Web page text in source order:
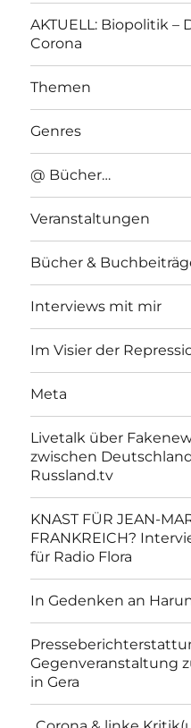
AKTUELL: Biopolitik –
Corona
Themen
Genres
@ Bücher…
Veranstaltungen
Bücher &
Interviews mit mir
Im Visier der
Meta
Livetalk über
zwischen
Russland.tv
KNAST FÜR JEAN-
FRANKREICH?
für Radio Flora
In Gedenken an
Gegenveranstaltung
in Gera